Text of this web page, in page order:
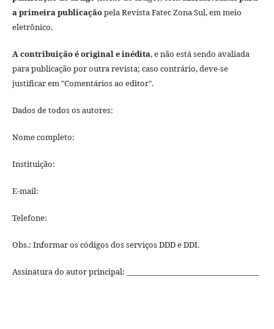
a primeira publicaçãopela Revista Fatec Zona Sul, em meio
eletrônico.
A contribuição é original e inédita, e não está sendo avaliada
para publicação por outra revista; caso contrário, deve-se
justificar em "Comentários ao editor".
Dados de todos os autores:
Nome completo:
Instituição:
E-mail:
Telefone:
Obs.: Informar os códigos dos serviços DDD e DDI.
Assinatura do autor principal: ____________________________________